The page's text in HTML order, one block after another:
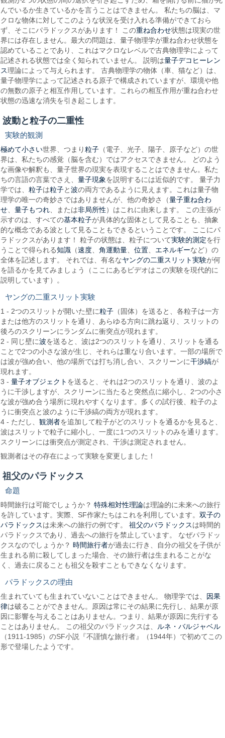
んでいるか生きているかを言うことはできません。 私たちの脳は、マ
クロな物体に対してこのような状況を受け入れる準備ができておら
ず、そこにパラドックスがあります！ この重ね合わせ状態は現実の世
界には存在しません。最大の問題は、量子物理学が重ね合わせ状態を
認めていることであり、これはマクロなレベルで古典物理学によって
記述される状態では全く知られていません。 説明は量子デコヒーレン
ス理論によって与えられます。 古典物理学の物体（車、猫など）は、
量子物理学によって記述される原子で構成されていますが、環境や他
の無数の原子と相互作用しています。これらの相互作用が重ね合わせ
状態の迅速な消失を引き起こします。
波動と粒子の二重性
実験的観測
極めて小さい世界、つまり粒子 （電子、光子、陽子、原子など）の世
界は、私たちの感覚（脳を含む）ではアクセスできません。 どのよう
な画像や解釈も、量子世界の現実を表現することはできません。私た
ちの言語の言葉でさえ、量子現象を説明するには近似的です。 量子力
学では、粒子は粒子と波の両方であるように見えます。これは量子物
理学の唯一の奇妙さではありませんが、他の奇妙さ（量子重ね合わ
せ 、量子もつれ 、または非局所性）はこれに由来します。 この主張が
示すのは、すべての基本粒子が具体的な固体として見ることも、抽象
的な概念である波として見ることもできるということです。 ここにパ
ラドックスがあります！ 粒子の状態は、粒子について実験的測定を行
うことで得られる知識 （速度 、角運動量 、位置 エネルギーなど）の
全体を記述します。 それでは、有名なヤングの二重スリット実験が何
を語るかを見てみましょう（ここにあるビデオはこの実験を現代的に
説明しています）。
ヤングの二重スリット実験
1 - 2つのスリットが開いた壁に粒子 （固体）を送ると、各粒子は一方
または他方のスリットを通り、あらゆる方向に跳ね返り、スリットの
後ろのスクリーンにランダムに衝突点が現れます。
2 - 同じ壁に波を送ると、波は2つのスリットを通り、スリットを通る
ことで2つの小さな波が生じ、それらは重なり合います。一部の場所で
は波が強め合い、他の場所では打ち消し合い、スクリーンに干渉縞が
現れます。
3 -量子オブジェクト を送ると、それは2つのスリットを通り、波のよ
うに干渉しますが、スクリーンに当たると突然点に縮小し、2つの小さ
な波が強め合う場所に現れやすくなります。多くの試行後、粒子のよ
うに衝突点と波のように干渉縞の両方が現れます。
4 - ただし、観測者を追加して粒子がどのスリットを通るかを見ると、
波はスリットで粒子に縮小し、一度に1つのスリットのみを通ります。
スクリーンには衝突点が測定され、干渉は測定されません。
観測者はその存在によって実験を変更しました！
祖父のパラドックス
命題
時間旅行は可能でしょうか？特殊相対性理論は理論的に未来への旅行
を許しています。実際、SF作家たちはこれを利用しています。双子の
パラドックスは未来への旅行の例です。祖父のパラドックスは時間的
パラドックスであり、過去への旅行を禁止しています。 なぜパラドッ
クスなのでしょうか？時間旅行者が過去に行き、自分の祖父を子供が
生まれる前に殺してしまった場合、その旅行者は生まれることがな
く、過去に戻ることも祖父を殺すこともできなくなります。
パラドックスの理由
生まれていても生まれていないことはできません。 物理学では、 因果
律は破ることができません。原因は常にその結果に先行し、結果が原
因に影響を与えることはありません。つまり、結果が原因に先行する
ことはありません。 この祖父のパラドックスは、 ルネ・バルジャベル
（1911-1985）のSF小説『不謹慎な旅行者』（1944年）で初めてこの
形で登場したようです。